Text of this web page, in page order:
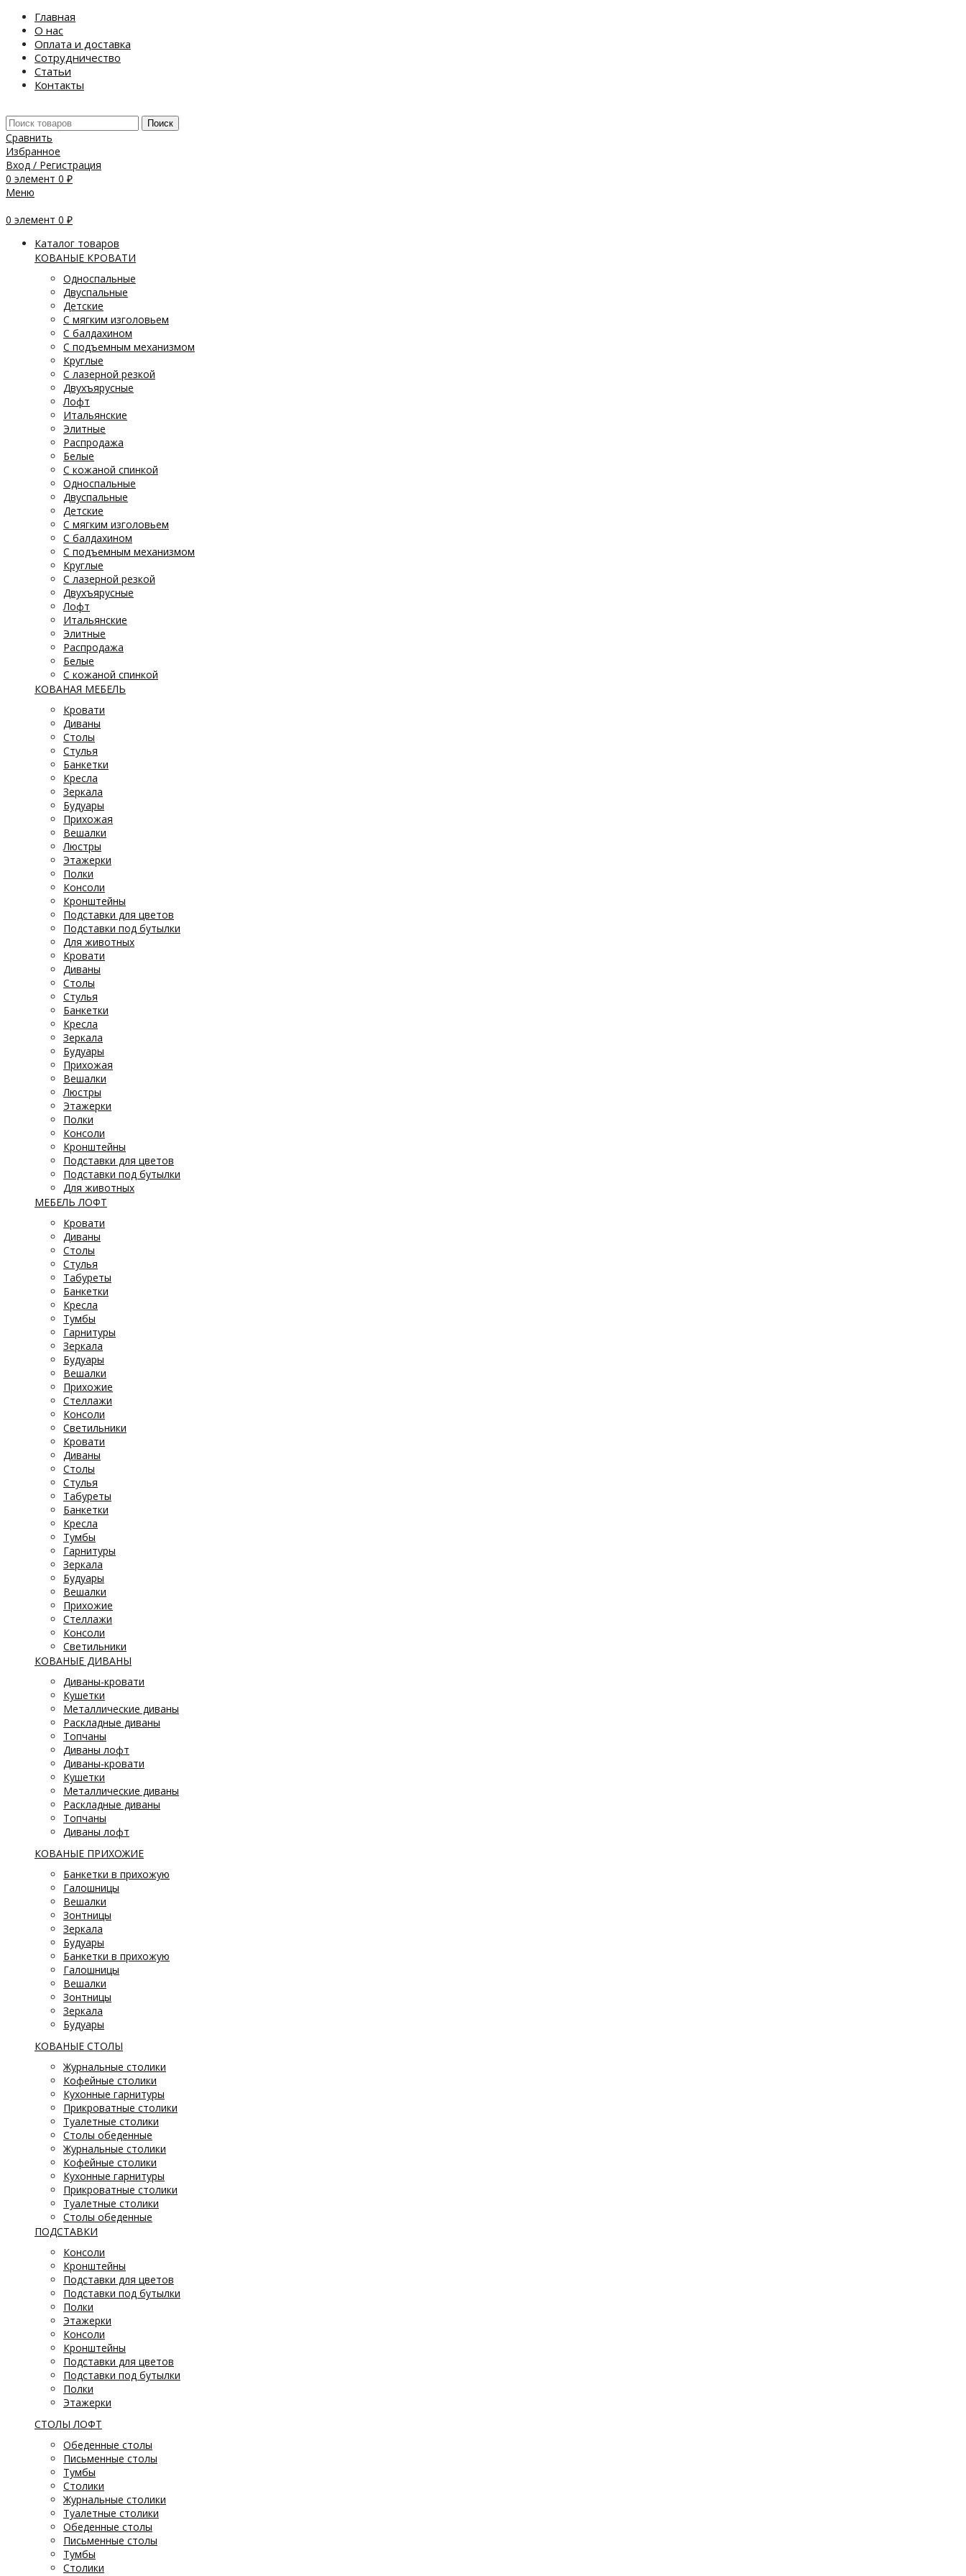
Главная
О нас
Оплата и доставка
Сотрудничество
Статьи
Контакты
Поиск
Сравнить
Избранное
Вход / Регистрация
0 элемент 0 ₽
Меню
0 элемент 0 ₽
Каталог товаров
КОВАНЫЕ КРОВАТИ
Односпальные
Двуспальные
Детские
С мягким изголовьем
С балдахином
С подъемным механизмом
Круглые
С лазерной резкой
Двухъярусные
Лофт
Итальянские
Элитные
Распродажа
Белые
С кожаной спинкой
Односпальные
Двуспальные
Детские
С мягким изголовьем
С балдахином
С подъемным механизмом
Круглые
С лазерной резкой
Двухъярусные
Лофт
Итальянские
Элитные
Распродажа
Белые
С кожаной спинкой
КОВАНАЯ МЕБЕЛЬ
Кровати
Диваны
Столы
Стулья
Банкетки
Кресла
Зеркала
Будуары
Прихожая
Вешалки
Люстры
Этажерки
Полки
Консоли
Кронштейны
Подставки для цветов
Подставки под бутылки
Для животных
Кровати
Диваны
Столы
Стулья
Банкетки
Кресла
Зеркала
Будуары
Прихожая
Вешалки
Люстры
Этажерки
Полки
Консоли
Кронштейны
Подставки для цветов
Подставки под бутылки
Для животных
МЕБЕЛЬ ЛОФТ
Кровати
Диваны
Столы
Стулья
Табуреты
Банкетки
Кресла
Тумбы
Гарнитуры
Зеркала
Будуары
Вешалки
Прихожие
Стеллажи
Консоли
Светильники
Кровати
Диваны
Столы
Стулья
Табуреты
Банкетки
Кресла
Тумбы
Гарнитуры
Зеркала
Будуары
Вешалки
Прихожие
Стеллажи
Консоли
Светильники
КОВАНЫЕ ДИВАНЫ
Диваны-кровати
Кушетки
Металлические диваны
Раскладные диваны
Топчаны
Диваны лофт
Диваны-кровати
Кушетки
Металлические диваны
Раскладные диваны
Топчаны
Диваны лофт
КОВАНЫЕ ПРИХОЖИЕ
Банкетки в прихожую
Галошницы
Вешалки
Зонтницы
Зеркала
Будуары
Банкетки в прихожую
Галошницы
Вешалки
Зонтницы
Зеркала
Будуары
КОВАНЫЕ СТОЛЫ
Журнальные столики
Кофейные столики
Кухонные гарнитуры
Прикроватные столики
Туалетные столики
Столы обеденные
Журнальные столики
Кофейные столики
Кухонные гарнитуры
Прикроватные столики
Туалетные столики
Столы обеденные
ПОДСТАВКИ
Консоли
Кронштейны
Подставки для цветов
Подставки под бутылки
Полки
Этажерки
Консоли
Кронштейны
Подставки для цветов
Подставки под бутылки
Полки
Этажерки
СТОЛЫ ЛОФТ
Обеденные столы
Письменные столы
Тумбы
Столики
Журнальные столики
Туалетные столики
Обеденные столы
Письменные столы
Тумбы
Столики